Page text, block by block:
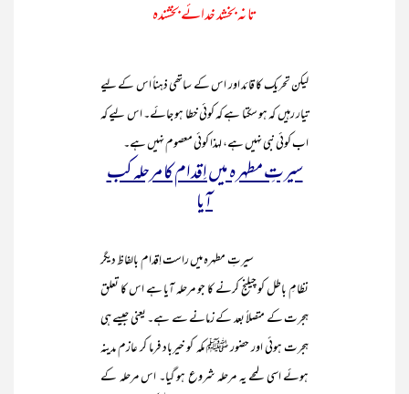
تا نہ بخشد خدائے بخشندہ
لیکن تحریک کا قائد اور اس کے ساتھی ذہناً اس کے لیے
تیار رہیں کہ ہو سکتا ہے کہ کوئی خطا ہو جائے۔ اس لیے کہ
اب کوئی نبی نہیں ہے، لہذا کوئی معصوم نہیں ہے۔
سیرتِ مطہرہ میں اِقدام کا مرحلہ کب
آیا
سیرتِ مطہرہ میں راست اِقدام بالفاظ دیگر
نظامِ باطل کو چیلنج کرنے کا جو مرحلہ آیا ہے اس کا تعلق
ہجرت کے متصلاً بعد کے زمانے سے ہے۔ یعنی جیسے ہی
ہجرت ہوئی اور حضور ﷺ مکہ کو خیرباد فرما کر عازم مدینہ
ہوئے اسی لمحے یہ مرحلہ شروع ہو گیا۔ اس مرحلہ کے